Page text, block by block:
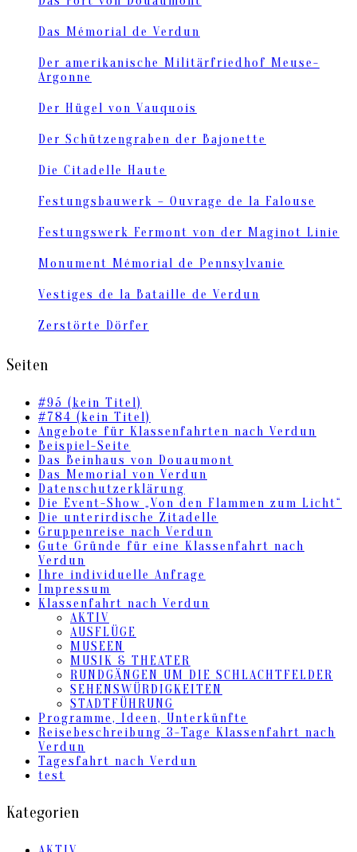
Das Mémorial de Verdun
Der amerikanische Militärfriedhof Meuse-
Argonne
Der Hügel von Vauquois
Der Schützengraben der Bajonette
Die Citadelle Haute
Festungsbauwerk – Ouvrage de la Falouse
Festungswerk Fermont von der Maginot Linie
Monument Mémorial de Pennsylvanie
Vestiges de la Bataille de Verdun
Zerstörte Dörfer
Seiten
#95 (kein Titel)
#784 (kein Titel)
Angebote für Klassenfahrten nach Verdun
Beispiel-Seite
Das Beinhaus von Douaumont
Das Memorial von Verdun
Datenschutzerklärung
Die Event-Show „Von den Flammen zum Licht“
Die unterirdische Zitadelle
Gruppenreise nach Verdun
Gute Gründe für eine Klassenfahrt nach
Verdun
Ihre individuelle Anfrage
Impressum
Klassenfahrt nach Verdun
AKTIV
AUSFLÜGE
MUSEEN
MUSIK & THEATER
RUNDGÄNGEN UM DIE SCHLACHTFELDER
SEHENSWÜRDIGKEITEN
STADTFÜHRUNG
Programme, Ideen, Unterkünfte
Reisebeschreibung 3-Tage Klassenfahrt nach
Verdun
Tagesfahrt nach Verdun
test
Kategorien